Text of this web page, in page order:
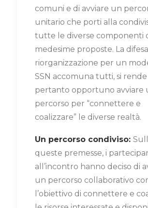
comuni e di avviare un
unitario che porti alla
tutte le diverse componenti
medesime proposte. La
riorganizzazione per un
SSN accomuna tutti, si rende
pertanto opportuno avviare
percorso per “connettere e
coalizzare” le diverse realtà.
Un percorso condiviso:
queste premesse, i
all’incontro hanno deciso di
un percorso collaborativo
l’obiettivo di connettere e